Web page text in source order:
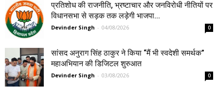
प्रतिशोध की राजनीति, भ्रष्टाचार और जनविरोधी नीतियों पर
विधानसभा से सड़क तक लड़ेगी भाजपा...
Devinder Singh - 04/08/2026 0
सांसद अनुराग सिंह ठाकुर ने किया “मैं भी स्वदेशी समर्थक”
महाअभियान की डिजिटल शुरुआत
Devinder Singh - 03/08/2026 0